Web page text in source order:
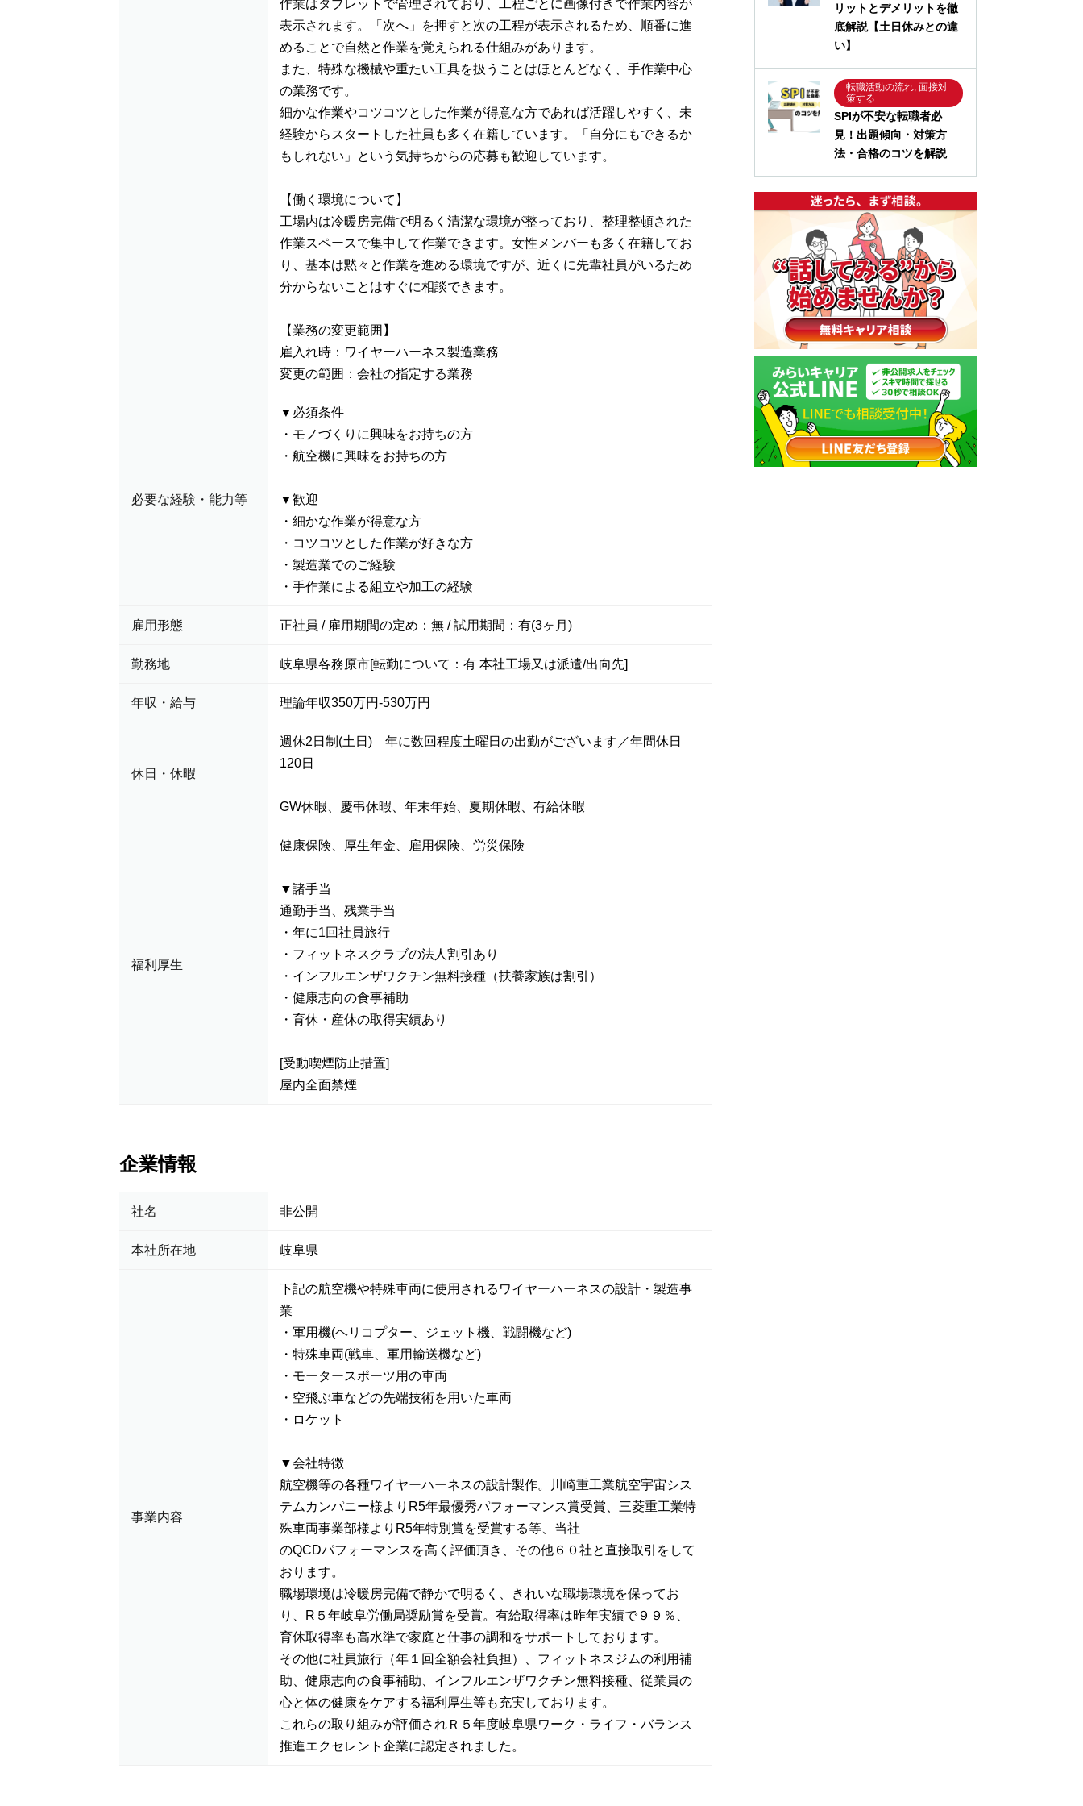
作業はタブレットで管理されており、工程ごとに画像付きで作業内容が
表示されます。「次へ」を押すと次の工程が表示されるため、順番に進
めることで自然と作業を覚えられる仕組みがあります。
また、特殊な機械や重たい工具を扱うことはほとんどなく、手作業中心
の業務です。
細かな作業やコツコツとした作業が得意な方であれば活躍しやすく、未
経験からスタートした社員も多く在籍しています。「自分にもできるか
もしれない」という気持ちからの応募も歓迎しています。
【働く環境について】
工場内は冷暖房完備で明るく清潔な環境が整っており、整理整頓された
作業スペースで集中して作業できます。女性メンバーも多く在籍してお
り、基本は黙々と作業を進める環境ですが、近くに先輩社員がいるため
分からないことはすぐに相談できます。
【業務の変更範囲】
雇入れ時：ワイヤーハーネス製造業務
変更の範囲：会社の指定する業務
必要な経験・能力等
▼必須条件
・モノづくりに興味をお持ちの方
・航空機に興味をお持ちの方
▼歓迎
・細かな作業が得意な方
・コツコツとした作業が好きな方
・製造業でのご経験
・手作業による組立や加工の経験
雇用形態 正社員 / 雇用期間の定め：無 / 試用期間：有(3ヶ月)
勤務地 岐阜県各務原市[転勤について：有 本社工場又は派遣/出向先]
年収・給与 理論年収350万円-530万円
休日・休暇
週休2日制(土日) 年に数回程度土曜日の出勤がございます／年間休日
120日
GW休暇、慶弔休暇、年末年始、夏期休暇、有給休暇
福利厚生
健康保険、厚生年金、雇用保険、労災保険
▼諸手当
通勤手当、残業手当
・年に1回社員旅行
・フィットネスクラブの法人割引あり
・インフルエンザワクチン無料接種（扶養家族は割引）
・健康志向の食事補助
・育休・産休の取得実績あり
[受動喫煙防止措置]
屋内全面禁煙
企業情報
社名 非公開
本社所在地 岐阜県
事業内容
下記の航空機や特殊車両に使用されるワイヤーハーネスの設計・製造事
業
・軍用機(ヘリコプター、ジェット機、戦闘機など)
・特殊車両(戦車、軍用輸送機など)
・モータースポーツ用の車両
・空飛ぶ車などの先端技術を用いた車両
・ロケット
▼会社特徴
航空機等の各種ワイヤーハーネスの設計製作。川崎重工業航空宇宙シス
テムカンパニー様よりR5年最優秀パフォーマンス賞受賞、三菱重工業特
殊車両事業部様よりR5年特別賞を受賞する等、当社
のQCDパフォーマンスを高く評価頂き、その他６０社と直接取引をして
おります。
職場環境は冷暖房完備で静かで明るく、きれいな職場環境を保ってお
り、R５年岐阜労働局奨励賞を受賞。有給取得率は昨年実績で９９％、
育休取得率も高水準で家庭と仕事の調和をサポートしております。
その他に社員旅行（年１回全額会社負担）、フィットネスジムの利用補
助、健康志向の食事補助、インフルエンザワクチン無料接種、従業員の
心と体の健康をケアする福利厚生等も充実しております。
これらの取り組みが評価されＲ５年度岐阜県ワーク・ライフ・バランス
推進エクセレント企業に認定されました。
リットとデメリットを徹
底解説【土日休みとの違
い】
転職活動の流れ, 面接対
策する
SPIが不安な転職者必
見！出題傾向・対策方
法・合格のコツを解説